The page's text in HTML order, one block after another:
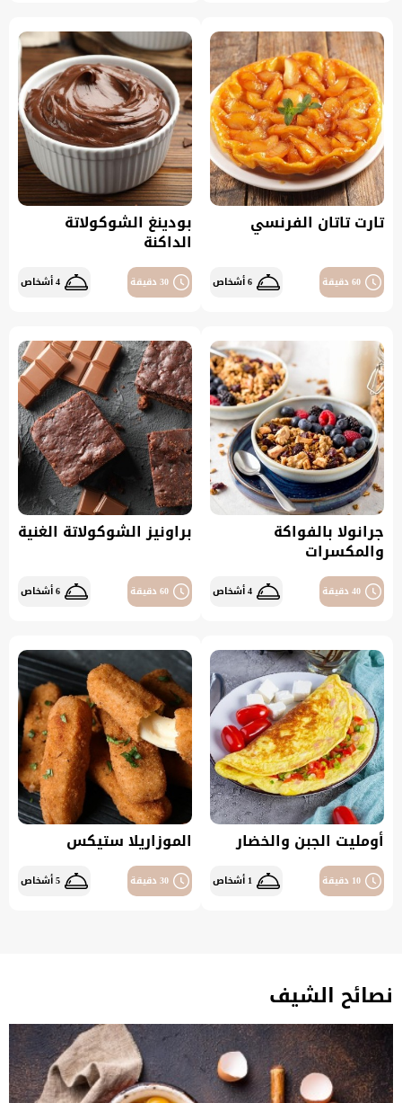
تارت تاتان الفرنسي
60 دقيقة 6 أشخاص
بودينغ الشوكولاتة
الداكنة
30 دقيقة 4 أشخاص
جرانولا بالفواكة
والمكسرات
40 دقيقة 4 أشخاص
براونيز الشوكولاتة الغنية
60 دقيقة 6 أشخاص
أومليت الجبن والخضار
10 دقيقة 1 أشخاص
الموزاريلا ستيكس
30 دقيقة 5 أشخاص
نصائح الشيف